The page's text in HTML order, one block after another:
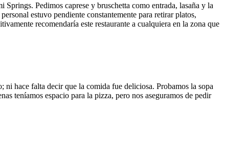
Pedimos caprese y bruschetta como entrada, lasaña y la
estuvo pendiente constantemente para retirar platos,
recomendaría este restaurante a cualquiera en la zona que
hace falta decir que la comida fue deliciosa. Probamos la sopa
teníamos espacio para la pizza, pero nos aseguramos de pedir